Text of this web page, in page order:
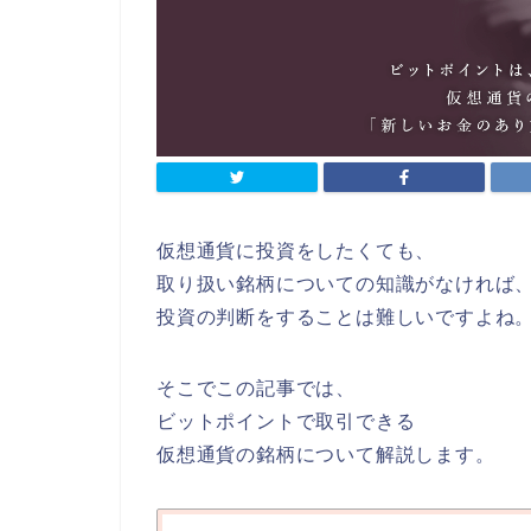
仮想通貨に投資をしたくても、
取り扱い銘柄についての知識がなければ
投資の判断をすることは難しいですよね
そこでこの記事では、
ビットポイントで取引できる
仮想通貨の銘柄について解説します。